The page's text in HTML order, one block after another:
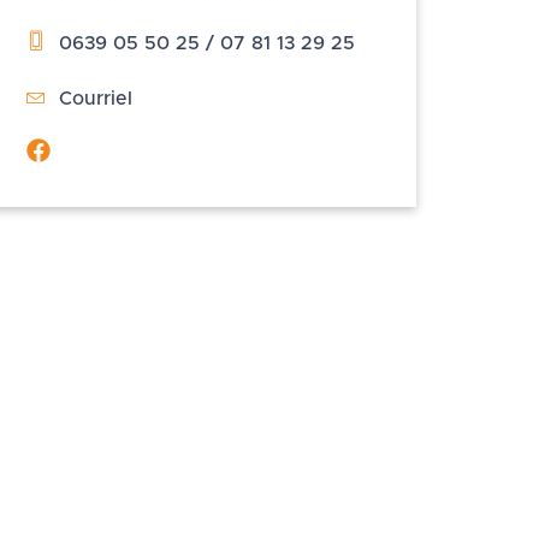
0639 05 50 25 / 07 81 13 29 25
Courriel